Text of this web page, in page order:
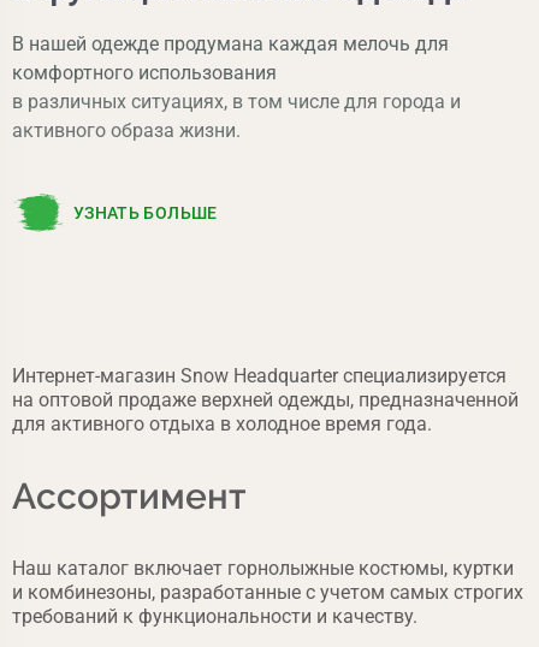
В нашей одежде продумана каждая мелочь для
комфортного использования
в различных ситуациях, в том числе для города и
активного образа жизни.
УЗНАТЬ БОЛЬШЕ
Интернет-магазин Snow Headquarter специализируется
на оптовой продаже верхней одежды, предназначенной
для активного отдыха в холодное время года.
Ассортимент
Наш каталог включает горнолыжные костюмы, куртки
и комбинезоны, разработанные с учетом самых строгих
требований к функциональности и качеству.